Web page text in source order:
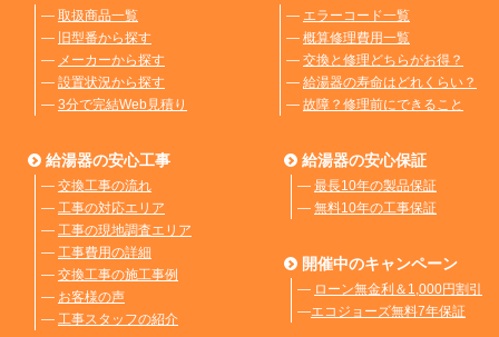
― 取扱商品一覧
― 旧型番から探す
― メーカーから探す
― 設置状況から探す
― 3分で完結Web見積り
― エラーコード一覧
― 概算修理費用一覧
― 交換と修理どちらがお得？
― 給湯器の寿命はどれくらい？
― 故障？修理前にできること
給湯器の安心工事
― 交換工事の流れ
― 工事の対応エリア
― 工事の現地調査エリア
― 工事費用の詳細
― 交換工事の施工事例
― お客様の声
― 工事スタッフの紹介
給湯器の安心保証
― 最長10年の製品保証
― 無料10年の工事保証
開催中のキャンペーン
― ローン無金利＆1,000円割引
―エコジョーズ無料7年保証